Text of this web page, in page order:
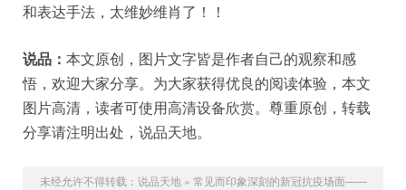
和表达手法，太维妙维肖了！！
说品： 本文原创，图片文字皆是作者自己的观察和感
悟，欢迎大家分享。为大家获得优良的阅读体验，本文
图片高清，读者可使用高清设备欣赏。尊重原创，转载
分享请注明出处，说品天地。
未经允许不得转载： 说品天地» 常见而印象深刻的新冠抗疫场面——